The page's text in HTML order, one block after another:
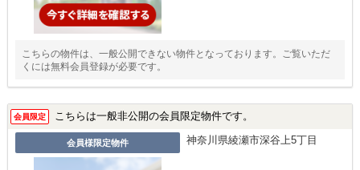
こちらの物件は、一般公開できない物件となっております。ご覧いただ
くには無料会員登録が必要です。
会員限定 こちらは一般非公開の会員限定物件です。
会員様限定物件 神奈川県綾瀬市深谷上5丁目